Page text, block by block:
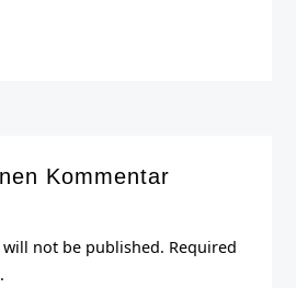
Kommentar
not be published. Required